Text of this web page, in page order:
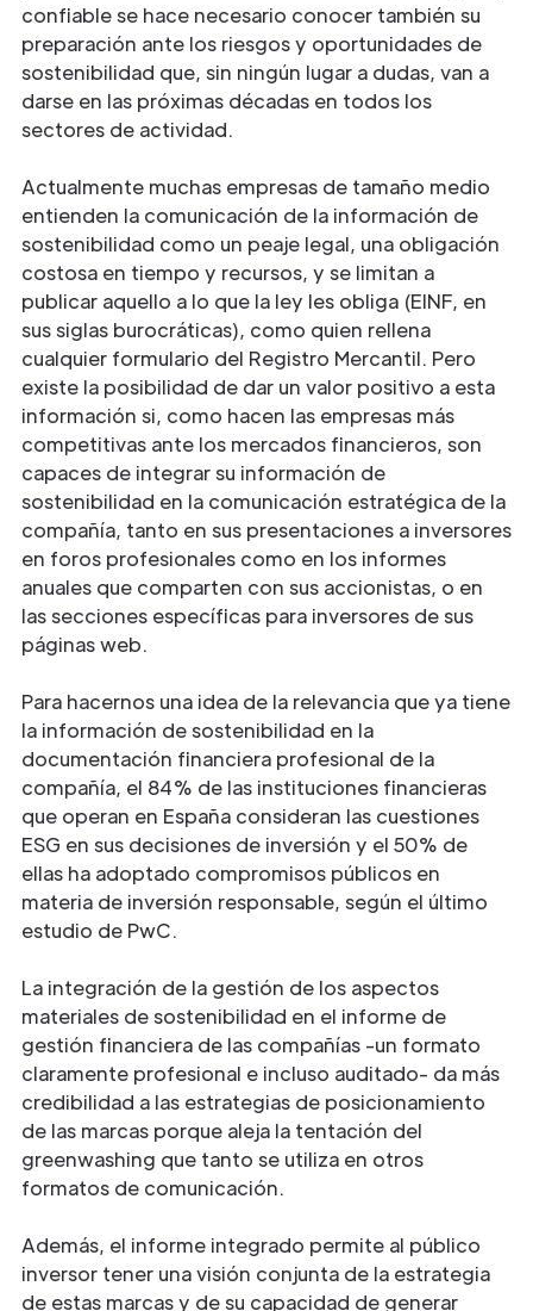
confiable se hace necesario conocer también su
preparación ante los riesgos y oportunidades de
sostenibilidad que, sin ningún lugar a dudas, van a
darse en las próximas décadas en todos los
sectores de actividad.
Actualmente muchas empresas de tamaño medio
entienden la comunicación de la información de
sostenibilidad como un peaje legal, una obligación
costosa en tiempo y recursos, y se limitan a
publicar aquello a lo que la ley les obliga (EINF, en
sus siglas burocráticas), como quien rellena
cualquier formulario del Registro Mercantil. Pero
existe la posibilidad de dar un valor positivo a esta
información si, como hacen las empresas más
competitivas ante los mercados financieros, son
capaces de integrar su información de
sostenibilidad en la comunicación estratégica de la
compañía, tanto en sus presentaciones a inversores
en foros profesionales como en los informes
anuales que comparten con sus accionistas, o en
las secciones específicas para inversores de sus
páginas web.
Para hacernos una idea de la relevancia que ya tiene
la información de sostenibilidad en la
documentación financiera profesional de la
compañía, el 84% de las instituciones financieras
que operan en España consideran las cuestiones
ESG en sus decisiones de inversión y el 50% de
ellas ha adoptado compromisos públicos en
materia de inversión responsable, según el último
estudio de PwC.
La integración de la gestión de los aspectos
materiales de sostenibilidad en el informe de
gestión financiera de las compañías -un formato
claramente profesional e incluso auditado- da más
credibilidad a las estrategias de posicionamiento
de las marcas porque aleja la tentación del
greenwashing que tanto se utiliza en otros
formatos de comunicación.
Además, el informe integrado permite al público
inversor tener una visión conjunta de la estrategia
de estas marcas y de su capacidad de generar